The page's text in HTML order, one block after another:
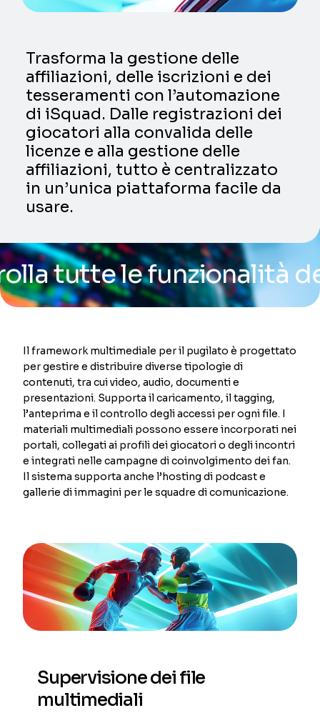
Trasforma la gestione delle
affiliazioni, delle iscrizioni e dei
tesseramenti con l’automazione
di iSquad. Dalle registrazioni dei
giocatori alla convalida delle
licenze e alla gestione delle
affiliazioni, tutto è centralizzato
in un’unica piattaforma facile da
usare.
le funzionalità della
Il framework multimediale per il pugilato è progettato
per gestire e distribuire diverse tipologie di
contenuti, tra cui video, audio, documenti e
presentazioni. Supporta il caricamento, il tagging,
l’anteprima e il controllo degli accessi per ogni file. I
materiali multimediali possono essere incorporati nei
portali, collegati ai profili dei giocatori o degli incontri
e integrati nelle campagne di coinvolgimento dei fan.
Il sistema supporta anche l’hosting di podcast e
gallerie di immagini per le squadre di comunicazione.
Supervisione dei file
multimediali